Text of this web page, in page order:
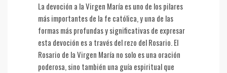
La devoción a la Virgen María es uno de los pilares
más importantes de la fe católica, y una de las
formas más profundas y significativas de expresar
esta devoción es a través del rezo del Rosario. El
Rosario de la Virgen María no solo es una oración
poderosa, sino también una guía espiritual que